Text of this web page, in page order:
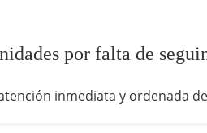
por falta de
inmediata y ordenada